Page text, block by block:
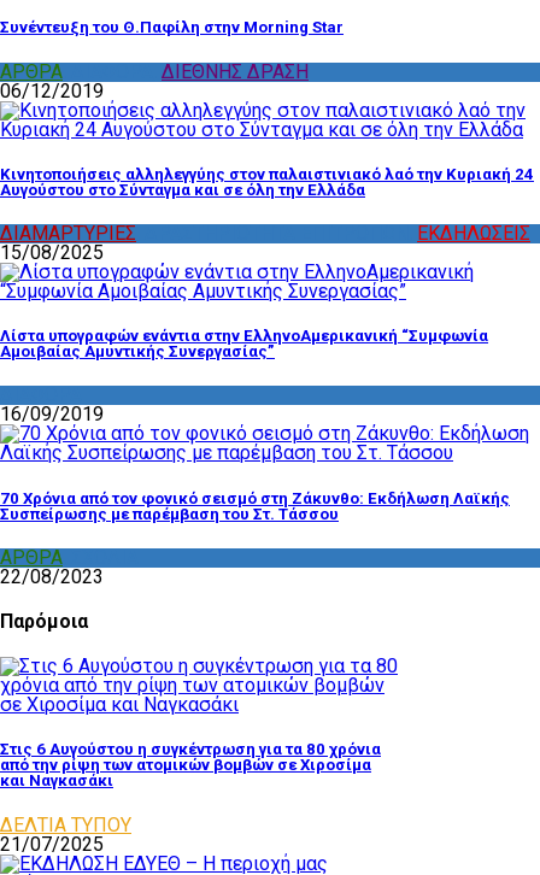
Συνέντευξη του Θ.Παφίλη στην Morning Star
ΑΡΘΡΑ
ΔΙΕΘΝΗΣ ΔΡΑΣΗ
06/12/2019
Κινητοποιήσεις αλληλεγγύης στον παλαιστινιακό λαό την Κυριακή 24
Αυγούστου στο Σύνταγμα και σε όλη την Ελλάδα
ΔΙΑΜΑΡΤΥΡΙΕΣ
ΕΚΔΗΛΩΣΕΙΣ
15/08/2025
Λίστα υπογραφών ενάντια στην ΕλληνοΑμερικανική “Συμφωνία
Αμοιβαίας Αμυντικής Συνεργασίας”
16/09/2019
70 Χρόνια από τον φονικό σεισμό στη Ζάκυνθο: Εκδήλωση Λαϊκής
Συσπείρωσης με παρέμβαση του Στ. Τάσσου
ΑΡΘΡΑ
22/08/2023
Παρόμοια
Στις 6 Αυγούστου η συγκέντρωση για τα 80 χρόνια
από την ρίψη των ατομικών βομβών σε Χιροσίμα
και Ναγκασάκι
ΔΕΛΤΙΑ ΤΥΠΟΥ
21/07/2025